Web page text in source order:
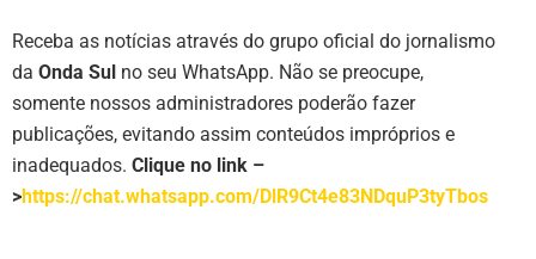
Receba as notícias através do grupo oficial do jornalismo
da Onda Sul no seu WhatsApp. Não se preocupe,
somente nossos administradores poderão fazer
publicações, evitando assim conteúdos impróprios e
inadequados. Clique no link –
>https://chat.whatsapp.com/DlR9Ct4e83NDquP3tyTbos